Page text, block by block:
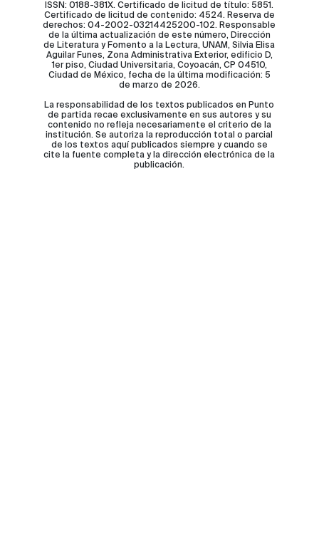
ISSN: 0188-381X. Certificado de licitud de título: 5851.
Certificado de licitud de contenido: 4524. Reserva de
derechos: 04-2002-03214425200-102. Responsable
de la última actualización de este número, Dirección
de Literatura y Fomento a la Lectura, UNAM, Silvia Elisa
Aguilar Funes, Zona Administrativa Exterior, edificio D,
1er piso, Ciudad Universitaria, Coyoacán, CP 04510,
Ciudad de México, fecha de la última modificación: 5
de marzo de 2026.
La responsabilidad de los textos publicados en Punto
de partida recae exclusivamente en sus autores y su
contenido no refleja necesariamente el criterio de la
institución. Se autoriza la reproducción total o parcial
de los textos aquí publicados siempre y cuando se
cite la fuente completa y la dirección electrónica de la
publicación.